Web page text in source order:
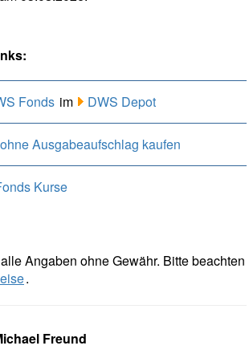
Fonds im DWS Depot
Ausgabeaufschlag kaufen
Kurse
Angaben ohne Gewähr. Bitte beachten
.
Freund